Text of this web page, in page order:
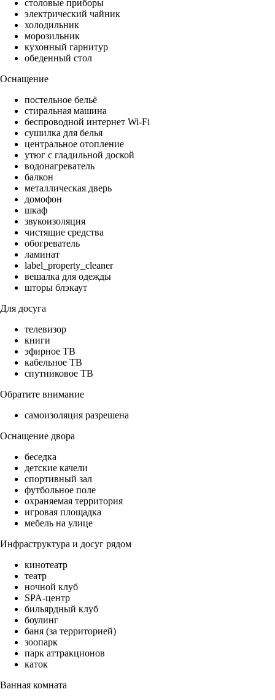
столовые приборы
электрический чайник
холодильник
морозильник
кухонный гарнитур
обеденный стол
Оснащение
постельное бельё
стиральная машина
беспроводной интернет Wi-Fi
сушилка для белья
центральное отопление
утюг с гладильной доской
водонагреватель
балкон
металлическая дверь
домофон
шкаф
звукоизоляция
чистящие средства
обогреватель
ламинат
label_property_cleaner
вешалка для одежды
шторы блэкаут
Для досуга
телевизор
книги
эфирное ТВ
кабельное ТВ
спутниковое ТВ
Обратите внимание
самоизоляция разрешена
Оснащение двора
беседка
детские качели
спортивный зал
футбольное поле
охраняемая территория
игровая площадка
мебель на улице
Инфраструктура и досуг рядом
кинотеатр
театр
ночной клуб
SPA-центр
бильярдный клуб
боулинг
баня (за территорией)
зоопарк
парк аттракционов
каток
Ванная комната